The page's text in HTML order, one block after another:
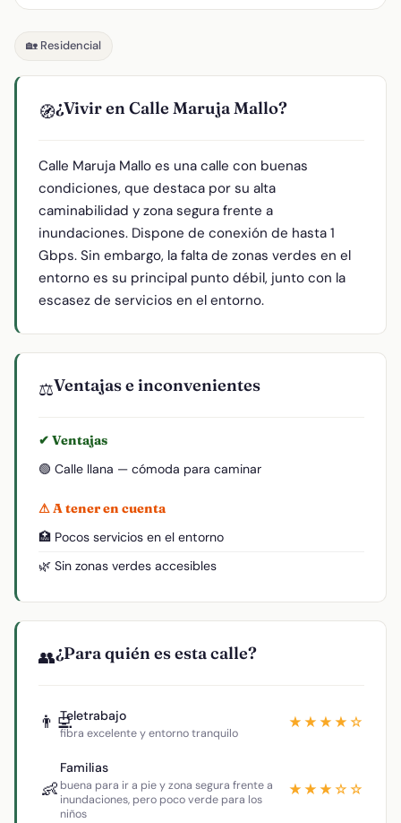
🏡 Residencial
🧭¿Vivir en Calle Maruja Mallo?
Calle Maruja Mallo es una calle con buenas
condiciones, que destaca por su alta
caminabilidad y zona segura frente a
inundaciones. Dispone de conexión de hasta 1
Gbps. Sin embargo, la falta de zonas verdes en el
entorno es su principal punto débil, junto con la
escasez de servicios en el entorno.
⚖️Ventajas e inconvenientes
✔ Ventajas
🟢 Calle llana — cómoda para caminar
⚠ A tener en cuenta
🏥 Pocos servicios en el entorno
🌿 Sin zonas verdes accesibles
👥¿Para quién es esta calle?
👨‍💻Teletrabajo
fibra excelente y entorno tranquilo
★★★★☆
👶
Familias
buena para ir a pie y zona segura frente a
inundaciones, pero poco verde para los
niños
★★★☆☆